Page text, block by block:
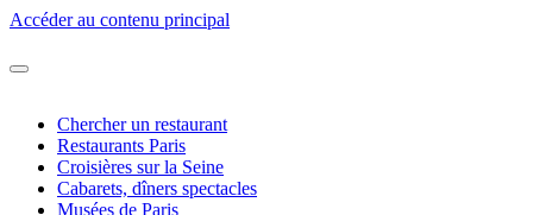
Accéder au contenu principal
Chercher un restaurant
Restaurants Paris
Croisières sur la Seine
Cabarets, dîners spectacles
Musées de Paris